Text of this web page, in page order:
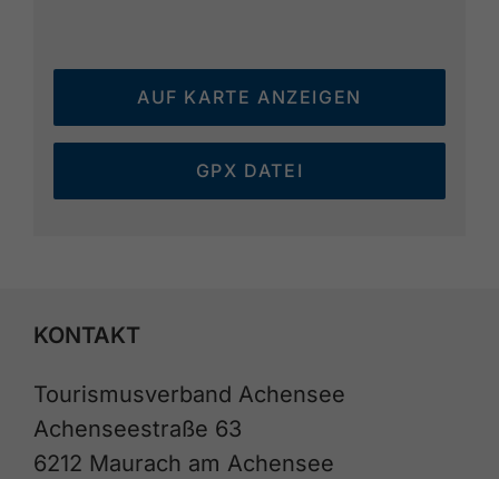
AUF KARTE ANZEIGEN
GPX DATEI
KONTAKT
Tourismusverband Achensee
Achenseestraße 63
6212 Maurach am Achensee